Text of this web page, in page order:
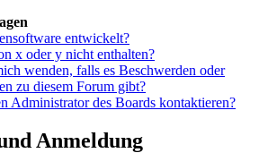
entwickelt?
x oder y nicht enthalten?
wenden, falls es Beschwerden oder
zu diesem Forum gibt?
Administrator des Boards kontaktieren?
Anmeldung